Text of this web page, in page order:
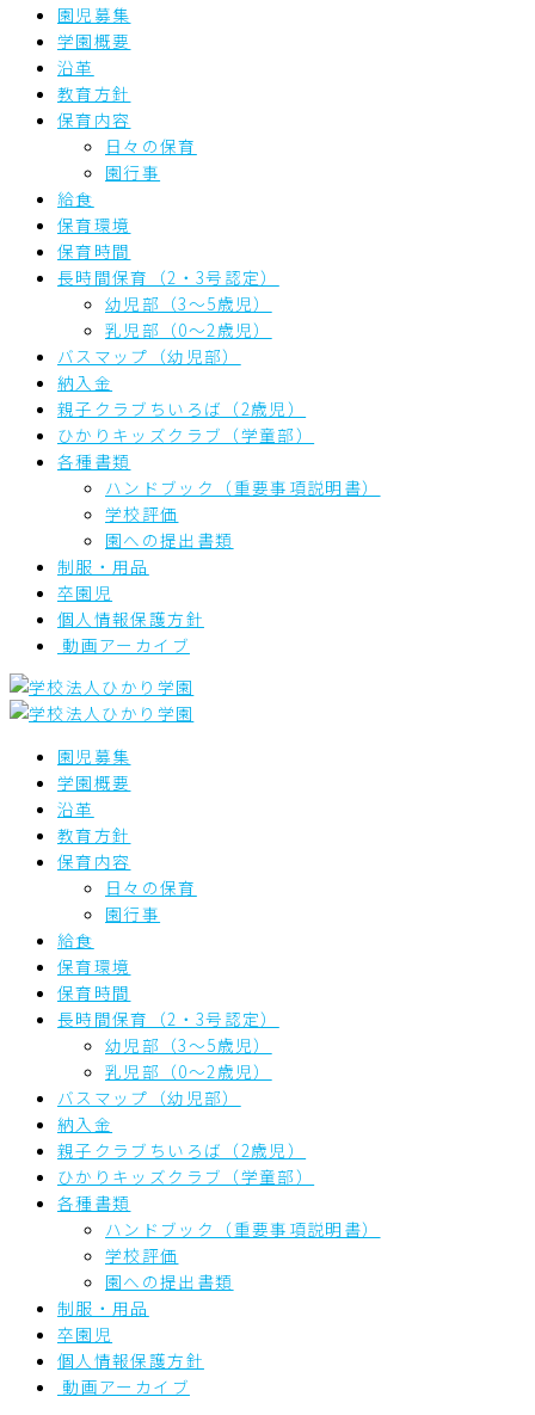
園児募集
学園概要
沿革
教育方針
保育内容
日々の保育
園行事
給食
保育環境
保育時間
長時間保育（2・3号認定）
幼児部（3～5歳児）
乳児部（0～2歳児）
バスマップ（幼児部）
納入金
親子クラブちいろば（2歳児）
ひかりキッズクラブ（学童部）
各種書類
ハンドブック（重要事項説明書）
学校評価
園への提出書類
制服・用品
卒園児
個人情報保護方針
動画アーカイブ
園児募集
学園概要
沿革
教育方針
保育内容
日々の保育
園行事
給食
保育環境
保育時間
長時間保育（2・3号認定）
幼児部（3～5歳児）
乳児部（0～2歳児）
バスマップ（幼児部）
納入金
親子クラブちいろば（2歳児）
ひかりキッズクラブ（学童部）
各種書類
ハンドブック（重要事項説明書）
学校評価
園への提出書類
制服・用品
卒園児
個人情報保護方針
動画アーカイブ